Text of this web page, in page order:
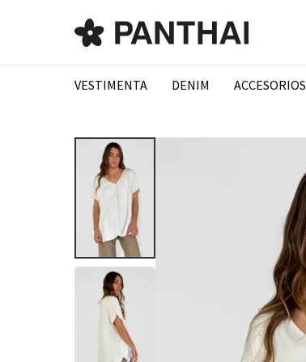
VESTIMENTA DENIM ACCESORIOS